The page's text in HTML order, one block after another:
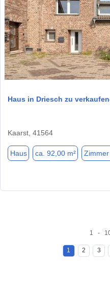
Haus in Driesch zu
Kaarst, 41564
Haus ca. 92,00 m²
1 -
1 2 3